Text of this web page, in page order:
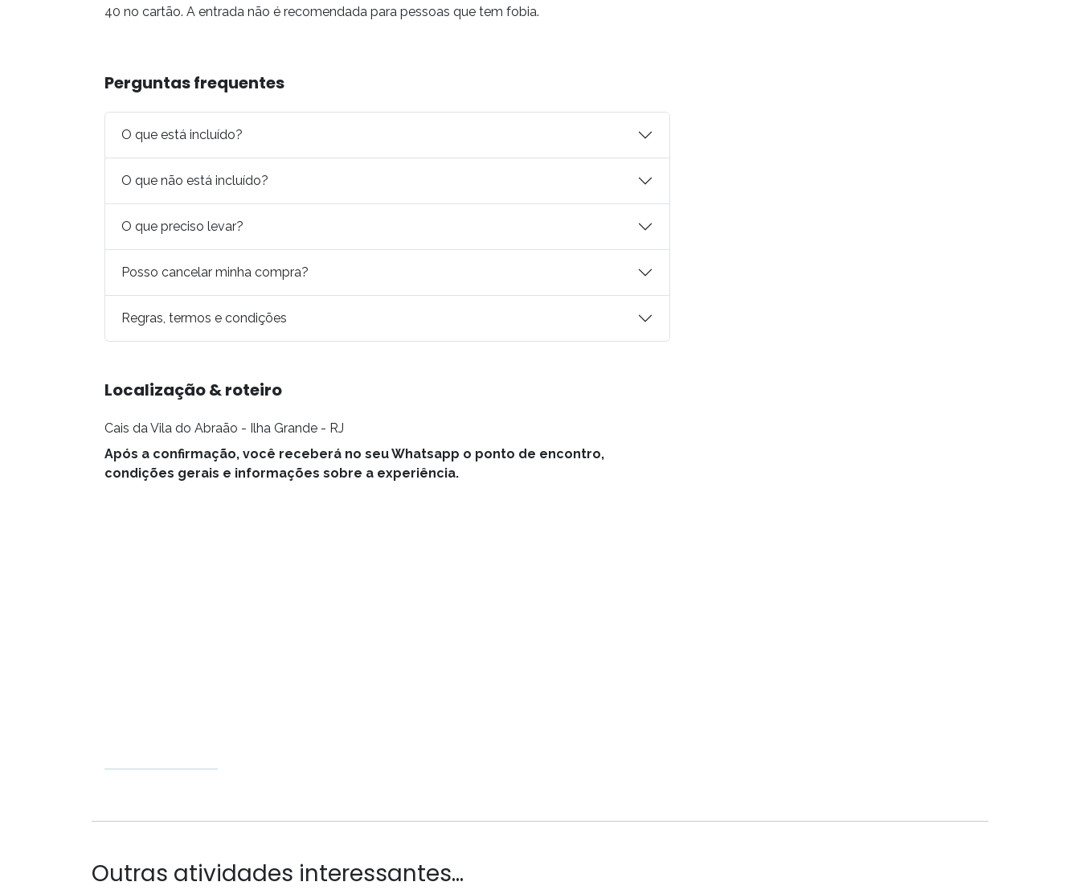
40 no cartão. A entrada não é recomendada para pessoas que tem fobia.
Perguntas frequentes
O que está incluído?
O que não está incluído?
O que preciso levar?
Posso cancelar minha compra?
Regras, termos e condições
Localização & roteiro
Cais da Vila do Abraão - Ilha Grande - RJ
Após a confirmação, você receberá no seu Whatsapp o ponto de encontro,
condições gerais e informações sobre a experiência.
Outras atividades interessantes...